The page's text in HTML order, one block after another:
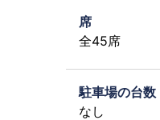
席
全45席
駐車場の台数
なし